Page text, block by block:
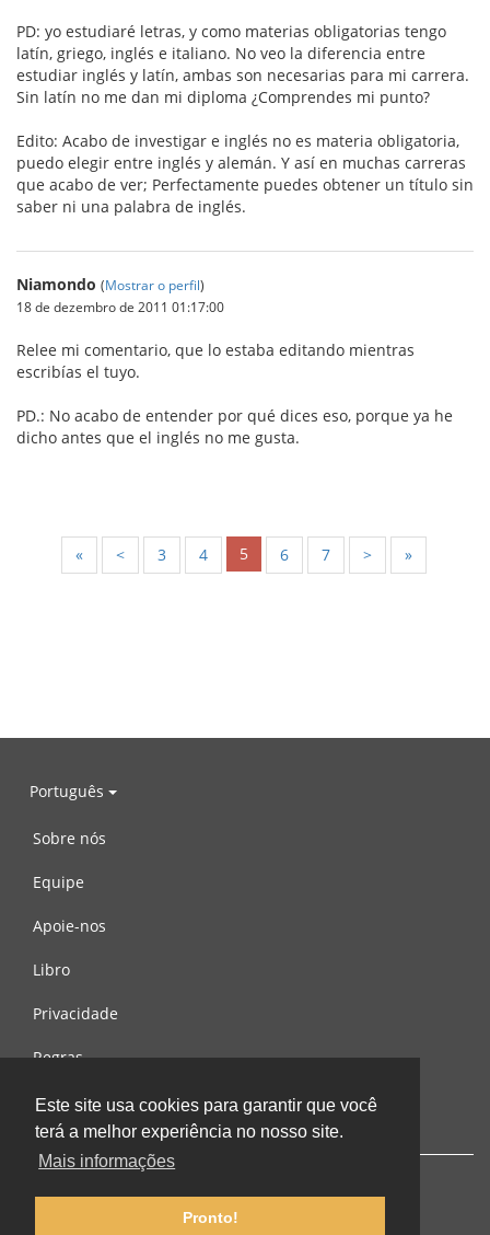
Este site usa cookies para garantir que você
terá a melhor experiência no nosso site.
Mais informações
Pronto!
PD: yo estudiaré letras, y como materias obligatorias tengo
latín, griego, inglés e italiano. No veo la diferencia entre
estudiar inglés y latín, ambas son necesarias para mi carrera.
Sin latín no me dan mi diploma ¿Comprendes mi punto?
Edito: Acabo de investigar e inglés no es materia obligatoria,
puedo elegir entre inglés y alemán. Y así en muchas carreras
que acabo de ver; Perfectamente puedes obtener un título sin
saber ni una palabra de inglés.
Niamondo (Mostrar o perfil)
18 de dezembro de 2011 01:17:00
Relee mi comentario, que lo estaba editando mientras
escribías el tuyo.
PD.: No acabo de entender por qué dices eso, porque ya he
dicho antes que el inglés no me gusta.
« < 3 4 5 6 7 > »
Português
Sobre nós
Equipe
Apoie-nos
Libro
Privacidade
Regras
Contacte-nos